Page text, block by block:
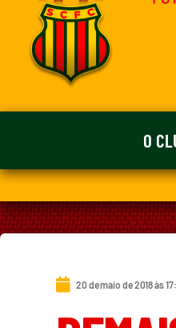
O
20 de maio de 2018 às